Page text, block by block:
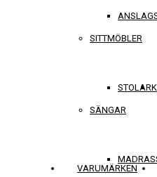
SITTMÖBLER
STOLAR
SÄNGAR
VARUMÄRKEN